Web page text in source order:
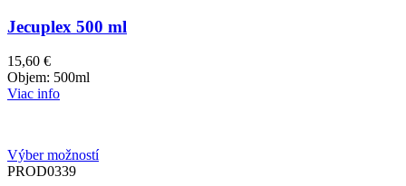
Jecuplex 500 ml
15,60 €
Objem: 500ml
Viac info
Výber možností
PROD0339